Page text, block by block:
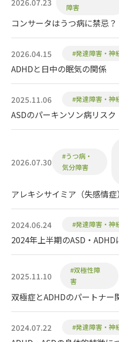
障害
コンサータはうつ病に禁忌？
2026.04.15 #発達障害・神
ADHDと日中の眠気の関係
2025.11.06 #発達障害・神
ASDのパーキンソン病リスク
2026.07.30
#うつ病・
気分障害
アレキシサイミア（失感情
2024.06.24 #発達障害・神
2024年上半期のASD・
2025.11.10
#双極性障
害
双極症とADHDのパートナー
2024.07.22 #発達障害・神